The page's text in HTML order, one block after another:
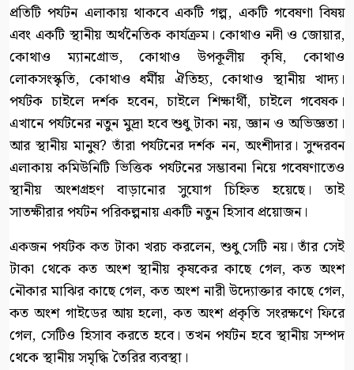
প্রতিটি পর্যটন এলাকায় থাকবে একটি গল্প, একটি গবেষণা বিষয়
এবং একটি স্থানীয় অর্থনৈতিক কার্যক্রম। কোথাও নদী ও জোয়ার,
কোথাও ম্যানগ্রোভ, কোথাও উপকূলীয় কৃষি, কোথাও
লোকসংস্কৃতি, কোথাও ধর্মীয় ঐতিহ্য, কোথাও স্থানীয় খাদ্য।
পর্যটক চাইলে দর্শক হবেন, চাইলে শিক্ষার্থী, চাইলে গবেষক।
এখানে পর্যটনের নতুন মুদ্রা হবে শুধু টাকা নয়, জ্ঞান ও অভিজ্ঞতা।
আর স্থানীয় মানুষ? তাঁরা পর্যটনের দর্শক নন, অংশীদার। সুন্দরবন
এলাকায় কমিউনিটি ভিত্তিক পর্যটনের সম্ভাবনা নিয়ে গবেষণাতেও
স্থানীয় অংশগ্রহণ বাড়ানোর সুযোগ চিহ্নিত হয়েছে। তাই
সাতক্ষীরার পর্যটন পরিকল্পনায় একটি নতুন হিসাব প্রয়োজন।
একজন পর্যটক কত টাকা খরচ করলেন, শুধু সেটি নয়। তাঁর সেই
টাকা থেকে কত অংশ স্থানীয় কৃষকের কাছে গেল, কত অংশ
নৌকার মাঝির কাছে গেল, কত অংশ নারী উদ্যোক্তার কাছে গেল,
কত অংশ গাইডের আয় হলো, কত অংশ প্রকৃতি সংরক্ষণে ফিরে
গেল, সেটিও হিসাব করতে হবে। তখন পর্যটন হবে স্থানীয় সম্পদ
থেকে স্থানীয় সমৃদ্ধি তৈরির ব্যবস্থা।